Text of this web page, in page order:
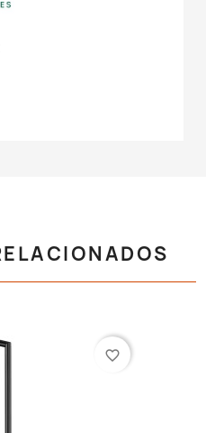
favorite_border